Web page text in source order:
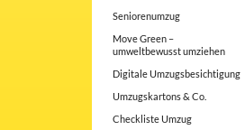
Seniorenumzug
Move Green –
umweltbewusst umziehen
Digitale Umzugsbesichtigung
Umzugskartons & Co.
Checkliste Umzug